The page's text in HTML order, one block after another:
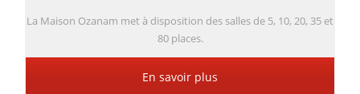
La Maison Ozanam met à disposition des salles de 5, 10, 20, 35 et
80 places.
En savoir plus